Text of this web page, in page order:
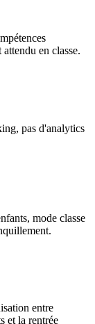
en classe.
pas d'analytics
mode classe
entre
et la rentrée